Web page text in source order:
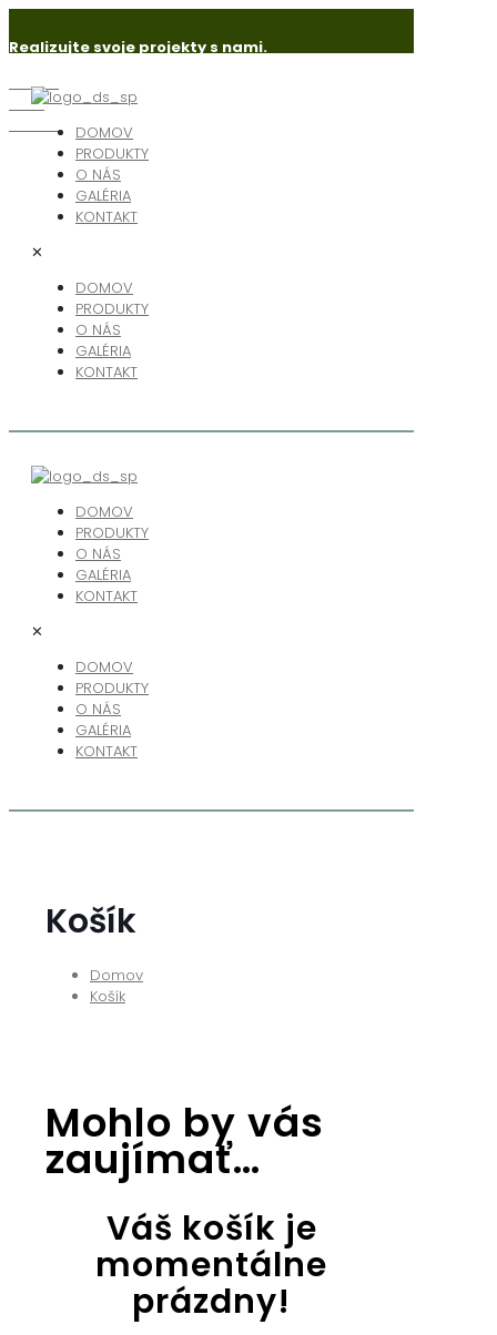
Realizujte svoje projekty s nami.
Senica
Holíč
Skalica
DOMOV
PRODUKTY
O NÁS
GALÉRIA
KONTAKT
✕
DOMOV
PRODUKTY
O NÁS
GALÉRIA
KONTAKT
DOMOV
PRODUKTY
O NÁS
GALÉRIA
KONTAKT
✕
DOMOV
PRODUKTY
O NÁS
GALÉRIA
KONTAKT
Košík
Domov
Košík
Mohlo by vás
zaujímať…
Váš košík je
momentálne
prázdny!